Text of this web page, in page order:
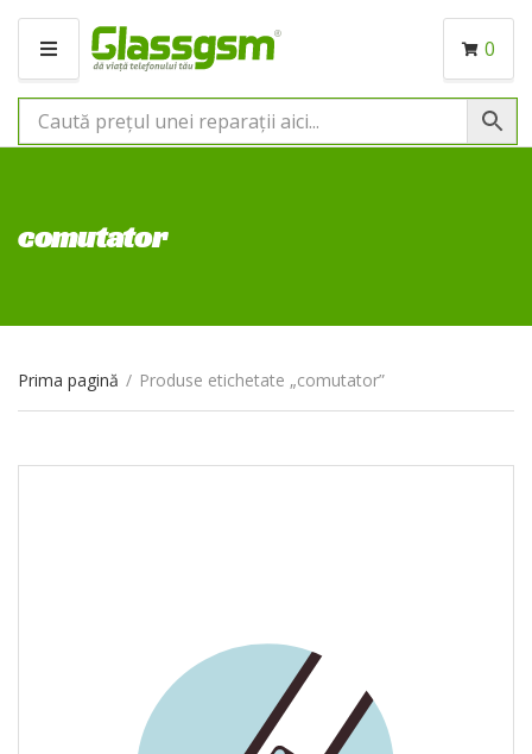
M
N
I
0
comutator
Prima pagină / Produse etichetate „comutator”